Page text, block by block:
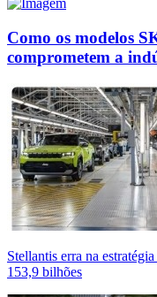
Como os modelos
comprometem a
Stellantis erra na
153,9 bilhões